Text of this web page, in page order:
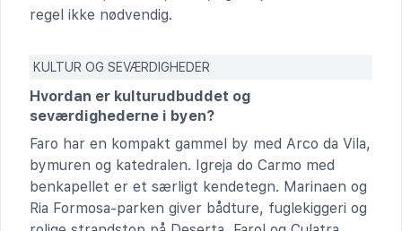
regel ikke nødvendig.
KULTUR OG SEVÆRDIGHEDER
Hvordan er kulturudbuddet og
seværdighederne i byen?
Faro har en kompakt gammel by med Arco da Vila,
bymuren og katedralen. Igreja do Carmo med
benkapellet er et særligt kendetegn. Marinaen og
Ria Formosa-parken giver bådture, fuglekiggeri og